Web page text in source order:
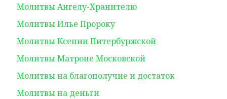
Молитвы Ангелу-Хранителю
Молитвы Илье Пророку
Молитвы Ксении Питербуржской
Молитвы Матроне Московской
Молитвы на благополучие и достаток
Молитвы на деньги